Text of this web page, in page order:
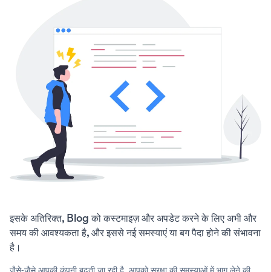
इसके अतिरिक्त, Blog को कस्टमाइज़ और अपडेट करने के लिए अभी और
समय की आवश्यकता है, और इससे नई समस्याएं या बग पैदा होने की संभावना
है।